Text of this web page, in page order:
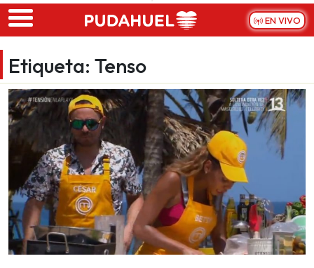
Skip to main content
EN VIVO
Etiqueta: Tenso